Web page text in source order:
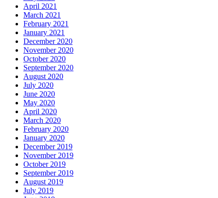
April 2021
March 2021
February 2021
January 2021
December 2020
November 2020
October 2020
September 2020
August 2020
July 2020
June 2020
May 2020
April 2020
March 2020
February 2020
January 2020
December 2019
November 2019
October 2019
September 2019
August 2019
July 2019